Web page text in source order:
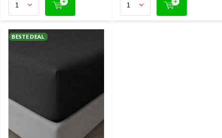
BESTE DEAL